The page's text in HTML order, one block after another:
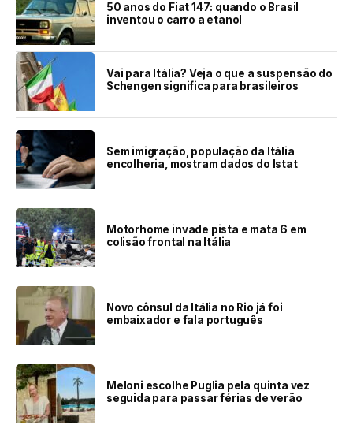
50 anos do Fiat 147: quando o Brasil
inventou o carro a etanol
Vai para Itália? Veja o que a suspensão do
Schengen significa para brasileiros
Sem imigração, população da Itália
encolheria, mostram dados do Istat
Motorhome invade pista e mata 6 em
colisão frontal na Itália
Novo cônsul da Itália no Rio já foi
embaixador e fala português
Meloni escolhe Puglia pela quinta vez
seguida para passar férias de verão